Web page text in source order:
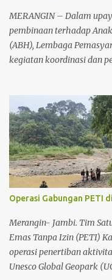
MERANGIN – Dalam
pembinaan terhadap
(ABH), Lembaga
kegiatan koordinasi dan
dihadiri unsur Forum
serta aparat penegak
tersebut dilakukan
mendukung rencana
yang berhadapan
khusus anak dinilai
lebih manusiawi serta
dengan ketentuan
dihadiri oleh Kapolres
S.I.K., M.H., Dandim
Ketua Pengadilan Negeri
Operasi Gabungan PETI
Merangin- Jambi. Tim
Emas Tanpa Izin (PETI)
operasi penertiban
Unesco Global Geopark